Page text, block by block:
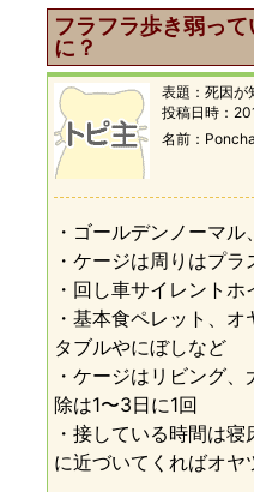
フラフラ歩き弱っ
に？
表題： 死因が
投稿日時：
名前
・ゴールデンノーマ
・ケージは周りはプ
・回し車サイレント
・基本食ペレット、
タブルやにぼしなど
・ケージはリビング
除は1〜3日に1回
・接している時間は
に近づいてくればオ